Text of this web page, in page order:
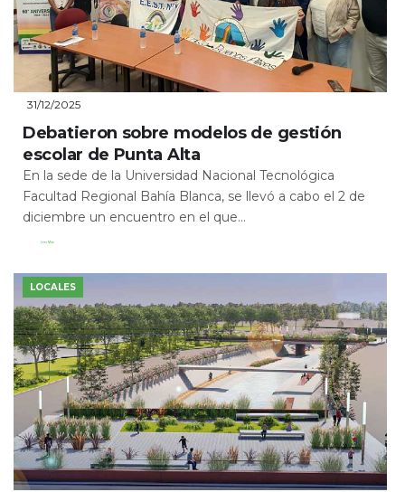
31/12/2025
Debatieron sobre modelos de gestión
escolar de Punta Alta
En la sede de la Universidad Nacional Tecnológica
Facultad Regional Bahía Blanca, se llevó a cabo el 2 de
diciembre un encuentro en el que...
Leer Más
LOCALES